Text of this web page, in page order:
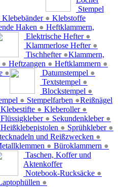
Klebebänder ●
Haken ●
Elektrische Hefter ●
Klammerlose Hefter ●
Tischhefter ●
● Heftzangen ● Heftklammern ●
●
Stempel
Datumstempel ●
Textstempel ●
Blockstempel ●
● Stempelfarben ●
Klebstoffe
Klebestifte ● Kleberoller ●
Flüssigkleber ● Sekundenkleber ●
Heißklebepistolen ● Sprühkleber ●
Heftklammern,
Klammern,
Reißnägel
und Reißzwecken ●
● Büroklammern ●
Taschen, Koffer und
Aktenkoffer
Notebook-Rucksäcke ●
●